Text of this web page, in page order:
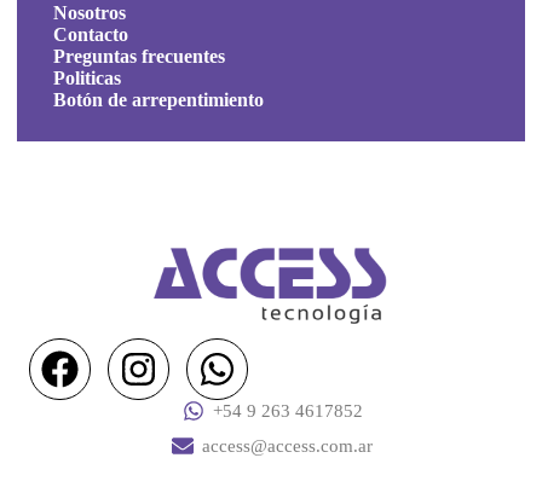
Nosotros
Contacto
Preguntas frecuentes
Politicas
Botón de arrepentimiento
+54 9 263 4617852
access@access.com.ar